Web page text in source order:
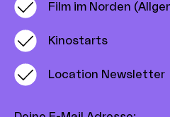
Film im Norden
Kinostarts
Location Newsletter